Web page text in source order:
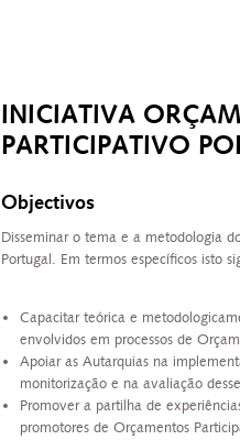
INICIATIVA
PARTICIPATIVO
Objectivos
Disseminar o tema e a metodologia
Portugal. Em termos específicos isto
Capacitar teórica e
envolvidos em processos de
Apoiar as Autarquias na
monitorização e na avaliação
Promover a partilha de
promotores de Orçamentos